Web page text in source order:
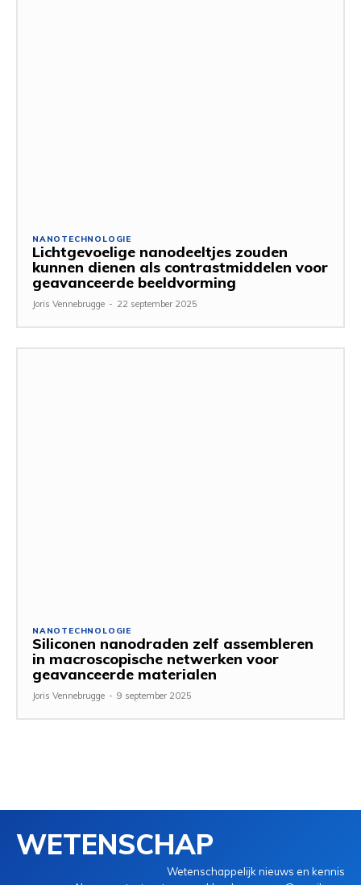
NANOTECHNOLOGIE
Lichtgevoelige nanodeeltjes zouden
kunnen dienen als contrastmiddelen voor
geavanceerde beeldvorming
Joris Vennebrugge - 22 september 2025
NANOTECHNOLOGIE
Siliconen nanodraden zelf assembleren
in macroscopische netwerken voor
geavanceerde materialen
Joris Vennebrugge - 9 september 2025
WETENSCHAP
Wetenschappelijk nieuws en kennis